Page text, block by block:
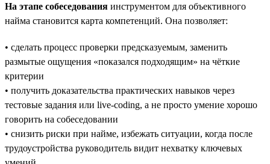
На этапе собеседования инструментом для объективного
найма становится карта компетенций. Она позволяет:
• сделать процесс проверки предсказуемым, заменить
размытые ощущения «показался подходящим» на чёткие
критерии
• получить доказательства практических навыков через
тестовые задания или live-coding, а не просто умение хорошо
говорить на собеседовании
• снизить риски при найме, избежать ситуации, когда после
трудоустройства руководитель видит нехватку ключевых